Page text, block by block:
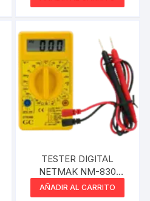
TESTER DIGITAL
NETMAK NM-830
CCON BUZZER Y
CABLE
AÑADIR AL CARRITO